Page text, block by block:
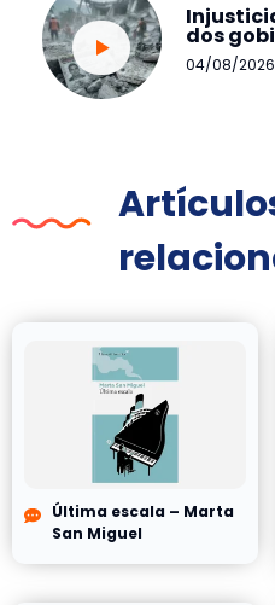
dos
04/08/2026
Última escala – Marta
San Miguel